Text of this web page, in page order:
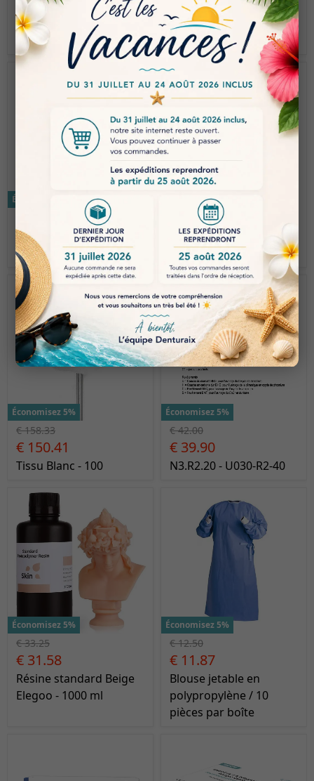
€ 14.10
POLISSOIR CÔNE BOUT
PLAT
€ 14.10
POLISSOIR
CYLINDRIQUE
Économisez 5%
€ 9.14
Tissu Blanc - 5
Économisez 5%
€ 35.92
€ 34.12
Tissu Blanc - 20
Économisez 5%
€ 158.33
€ 150.41
Tissu Blanc - 100
Économisez 5%
€ 42.00
€ 39.90
N3.R2.20 - U030-R2-40
Économisez 5%
€ 33.25
€ 31.58
Résine standard Beige
Elegoo - 1000 ml
Économisez 5%
€ 12.50
€ 11.87
Blouse jetable en
polypropylène / 10
pièces par boîte